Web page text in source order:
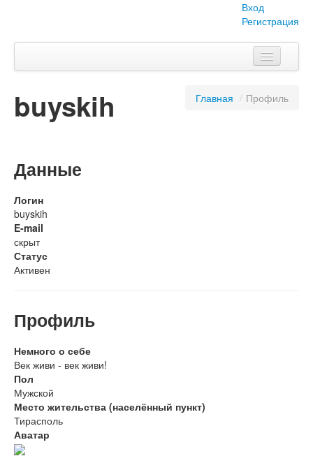
Вход
Регистрация
Тема номера
Наши проекты
Вопросы-ответы
buyskih Главная / Профиль
Данные
Логин
buyskih
E-mail
скрыт
Статус
Активен
Профиль
Немного о себе
Век живи - век живи!
Пол
Мужской
Место жительства (населённый пункт)
Тирасполь
Аватар